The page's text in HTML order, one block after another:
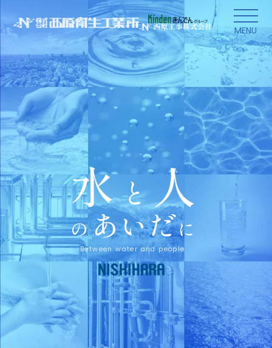
MENU
本文にスキップ
水と人
の あいだ に
Between water and people